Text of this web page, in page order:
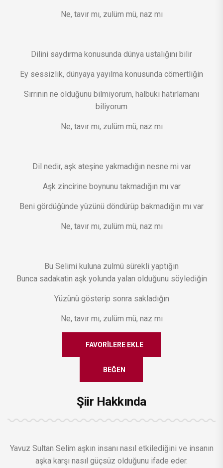
Ne, tavır mı, zulüm mü, naz mı
Dilini saydırma konusunda dünya ustalığını bilir
Ey sessizlik, dünyaya yayılma konusunda cömertliğin
Sırrının ne olduğunu bilmiyorum, halbuki hatırlamanı
biliyorum
Ne, tavır mı, zulüm mü, naz mı
Dil nedir, aşk ateşine yakmadığın nesne mi var
Aşk zincirine boynunu takmadığın mı var
Beni gördüğünde yüzünü döndürüp bakmadığın mı var
Ne, tavır mı, zulüm mü, naz mı
Bu Selimi kuluna zulmü sürekli yaptığın
Bunca sadakatin aşk yolunda yalan olduğunu söylediğin
Yüzünü gösterip sonra sakladığın
Ne, tavır mı, zulüm mü, naz mı
FAVORILERE EKLE
BEĞEN
Şiir Hakkında
Yavuz Sultan Selim aşkın insanı nasıl etkilediğini ve insanın
aşka karşı nasıl güçsüz olduğunu ifade eder.